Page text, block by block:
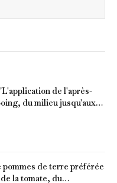
de l'après-
du milieu jusqu'aux
cheveux délicats et
pommes de terre préférée
la tomate, du